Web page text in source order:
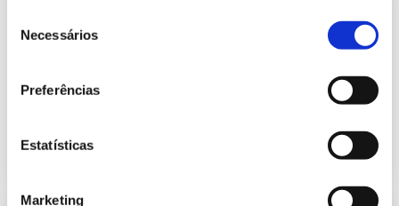
Necessários
Preferências
Estatísticas
Marketing
637.00 Kb
Eletroprodutor da semana 49 de
2023
informação sobre Eletricidade
2023-12-11